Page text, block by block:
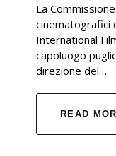
La
cinematografici
International
capoluogo
direzione del…
READ